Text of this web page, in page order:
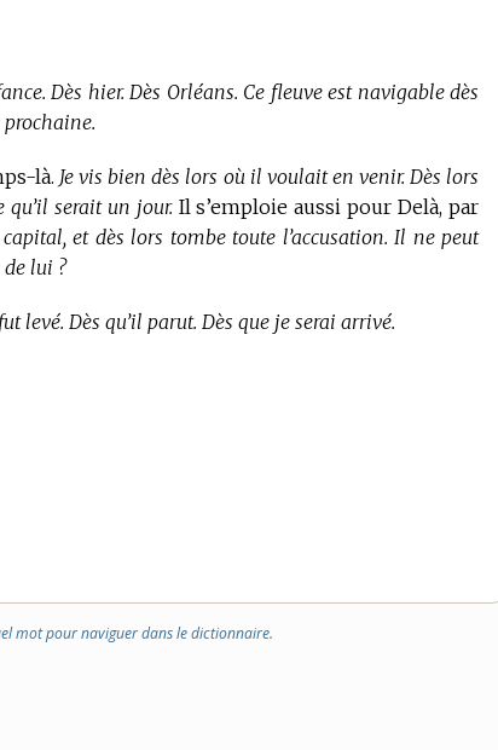
Dès hier. Dès Orléans. Ce fleuve est navigable dès
prochaine.
là. Je vis bien dès lors où il voulait en venir. Dès lors
serait un jour.Il s’emploie aussi pour Delà, par
et dès lors tombe toute l’accusation. Il ne peut
de lui ?
levé. Dès qu’il parut. Dès que je serai arrivé.
mot pour naviguer dans le dictionnaire.